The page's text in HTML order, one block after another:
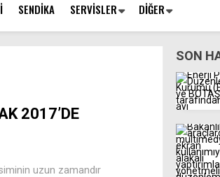
SENDİKA SERVİSLER DİĞER
2017’DE
uzun zamandır
SON